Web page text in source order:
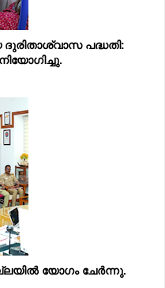
പദ്ധതി:
യോഗം ചേർന്നു.